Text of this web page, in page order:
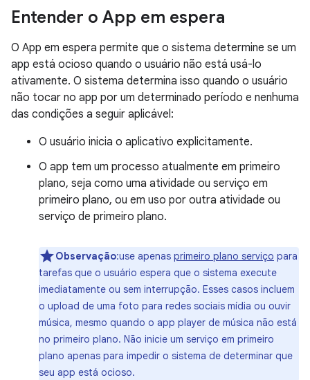
Entender o App em espera
O App em espera permite que o sistema determine se um
app está ocioso quando o usuário não está usá-lo
ativamente. O sistema determina isso quando o usuário
não tocar no app por um determinado período e nenhuma
das condições a seguir aplicável:
O usuário inicia o aplicativo explicitamente.
O app tem um processo atualmente em primeiro
plano, seja como uma atividade ou serviço em
primeiro plano, ou em uso por outra atividade ou
serviço de primeiro plano.
Observação:use apenas primeiro plano serviço para
tarefas que o usuário espera que o sistema execute
imediatamente ou sem interrupção. Esses casos incluem
o upload de uma foto para redes sociais mídia ou ouvir
música, mesmo quando o app player de música não está
no primeiro plano. Não inicie um serviço em primeiro
plano apenas para impedir o sistema de determinar que
seu app está ocioso.